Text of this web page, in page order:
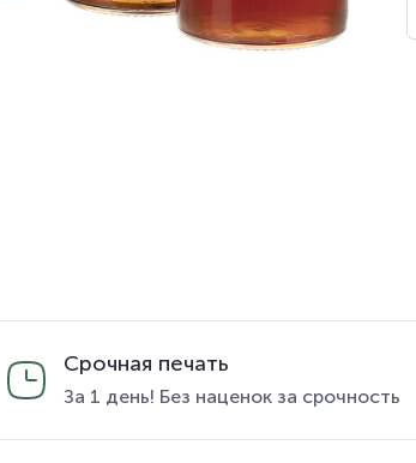
Срочная печать
За 1 день! Без наценок за срочность